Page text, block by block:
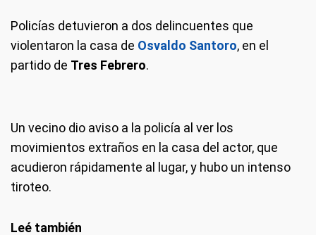
Policías detuvieron a dos delincuentes que
violentaron la casa de Osvaldo Santoro, en el
partido de Tres Febrero.
Un vecino dio aviso a la policía al ver los
movimientos extraños en la casa del actor, que
acudieron rápidamente al lugar, y hubo un intenso
tiroteo.